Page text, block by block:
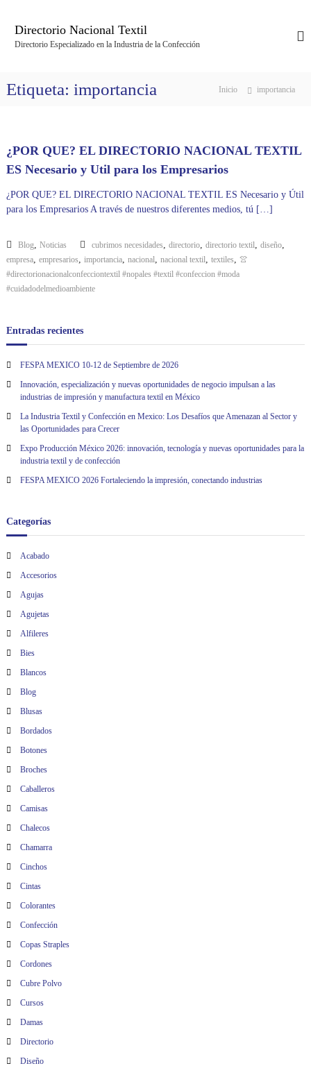
Directorio Nacional Textil
Directorio Especializado en la Industria de la Confección
Etiqueta: importancia Inicio importancia
¿POR QUE? EL DIRECTORIO NACIONAL TEXTIL
ES Necesario y Util para los Empresarios
¿POR QUE? EL DIRECTORIO NACIONAL TEXTIL ES Necesario y Útil
para los Empresarios A través de nuestros diferentes medios, tú […]
Blog, Noticias cubrimos necesidades, directorio, directorio textil, diseño,
empresa, empresarios, importancia, nacional, nacional textil, textiles, 👚
#directorionacionalconfecciontextil #nopales #textil #confeccion #moda
#cuidadodelmedioambiente
Entradas recientes
FESPA MEXICO 10-12 de Septiembre de 2026
Innovación, especialización y nuevas oportunidades de negocio impulsan a las
industrias de impresión y manufactura textil en México
La Industria Textil y Confección en Mexico: Los Desafíos que Amenazan al Sector y
las Oportunidades para Crecer
Expo Producción México 2026: innovación, tecnología y nuevas oportunidades para la
industria textil y de confección
FESPA MEXICO 2026 Fortaleciendo la impresión, conectando industrias
Categorías
Acabado
Accesorios
Agujas
Agujetas
Alfileres
Bies
Blancos
Blog
Blusas
Bordados
Botones
Broches
Caballeros
Camisas
Chalecos
Chamarra
Cinchos
Cintas
Colorantes
Confección
Copas Straples
Cordones
Cubre Polvo
Cursos
Damas
Directorio
Diseño